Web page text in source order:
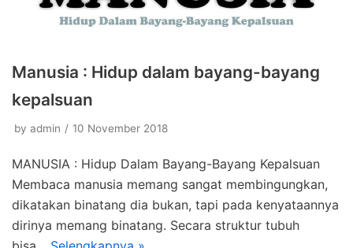
Manusia : Hidup dalam bayang-bayang
kepalsuan
by admin 10 November 2018
MANUSIA : Hidup Dalam Bayang-Bayang Kepalsuan
Membaca manusia memang sangat membingungkan,
dikatakan binatang dia bukan, tapi pada kenyataannya
dirinya memang binatang. Secara struktur tubuh